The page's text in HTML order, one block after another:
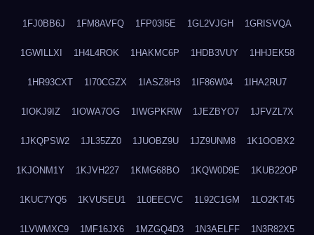
1FJ0BB6J 1FM8AVFQ 1FP03I5E 1GL2VJGH 1GRISVQA
1GWILLXI 1H4L4ROK 1HAKMC6P 1HDB3VUY 1HHJEK58
1HR93CXT 1I70CGZX 1IASZ8H3 1IF86W04 1IHA2RU7
1IOKJ9IZ 1IOWA7OG 1IWGPKRW 1JEZBYO7 1JFVZL7X
1JKQPSW2 1JL35ZZ0 1JUOBZ9U 1JZ9UNM8 1K1OOBX2
1KJONM1Y 1KJVH227 1KMG68BO 1KQW0D9E 1KUB22OP
1KUC7YQ5 1KVUSEU1 1L0EECVC 1L92C1GM 1LO2KT45
1LVWMXC9 1MF16JX6 1MZGQ4D3 1N3AELFF 1N3R82X5